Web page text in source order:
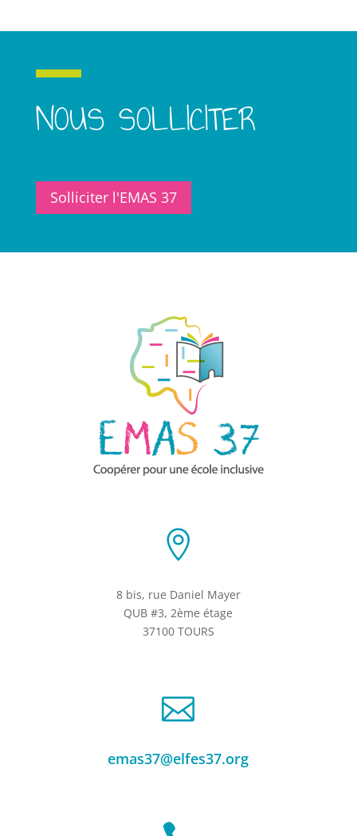
NOUS SOLLICITER
Solliciter l'EMAS 37

8 bis, rue Daniel Mayer
QUB #3, 2ème étage
37100 TOURS

emas37@elfes37.org